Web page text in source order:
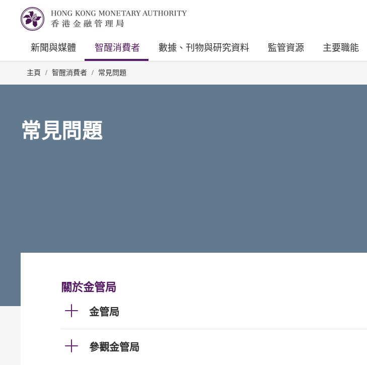
新聞與媒體 智醒消費者 數據、刊物與研究資料 監管資源 主要職能
主頁 / 智醒消費者 / 常見問題
常見問題
關於金管局
金管局
參觀金管局